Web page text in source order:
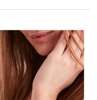
porady i inspiracje, które